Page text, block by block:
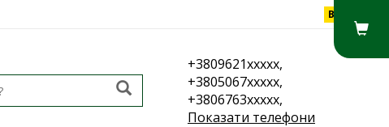
Вхід
+3809621xxxxx,
+3805067xxxxx,
+3806763xxxxx,
Показати телефони